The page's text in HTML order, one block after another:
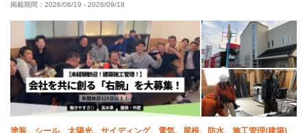
車・バイク通勤OK 転勤なし
掲載期間： 2026/06/19 - 2026/09/18